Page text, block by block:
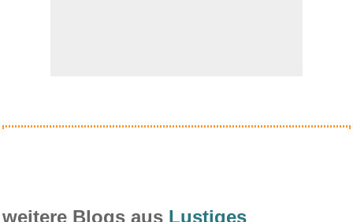
weitere Blogs aus Lustiges